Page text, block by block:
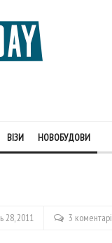
ВІЗИ НОВОБУДОВИ
28, 2011 3 коментарі